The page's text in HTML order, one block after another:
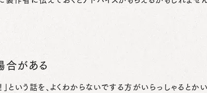
合がある
いう話を、よくわからないでする方がいらっしゃるとか